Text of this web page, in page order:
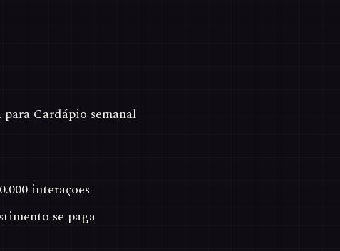
Cardápio semanal
interações
se paga